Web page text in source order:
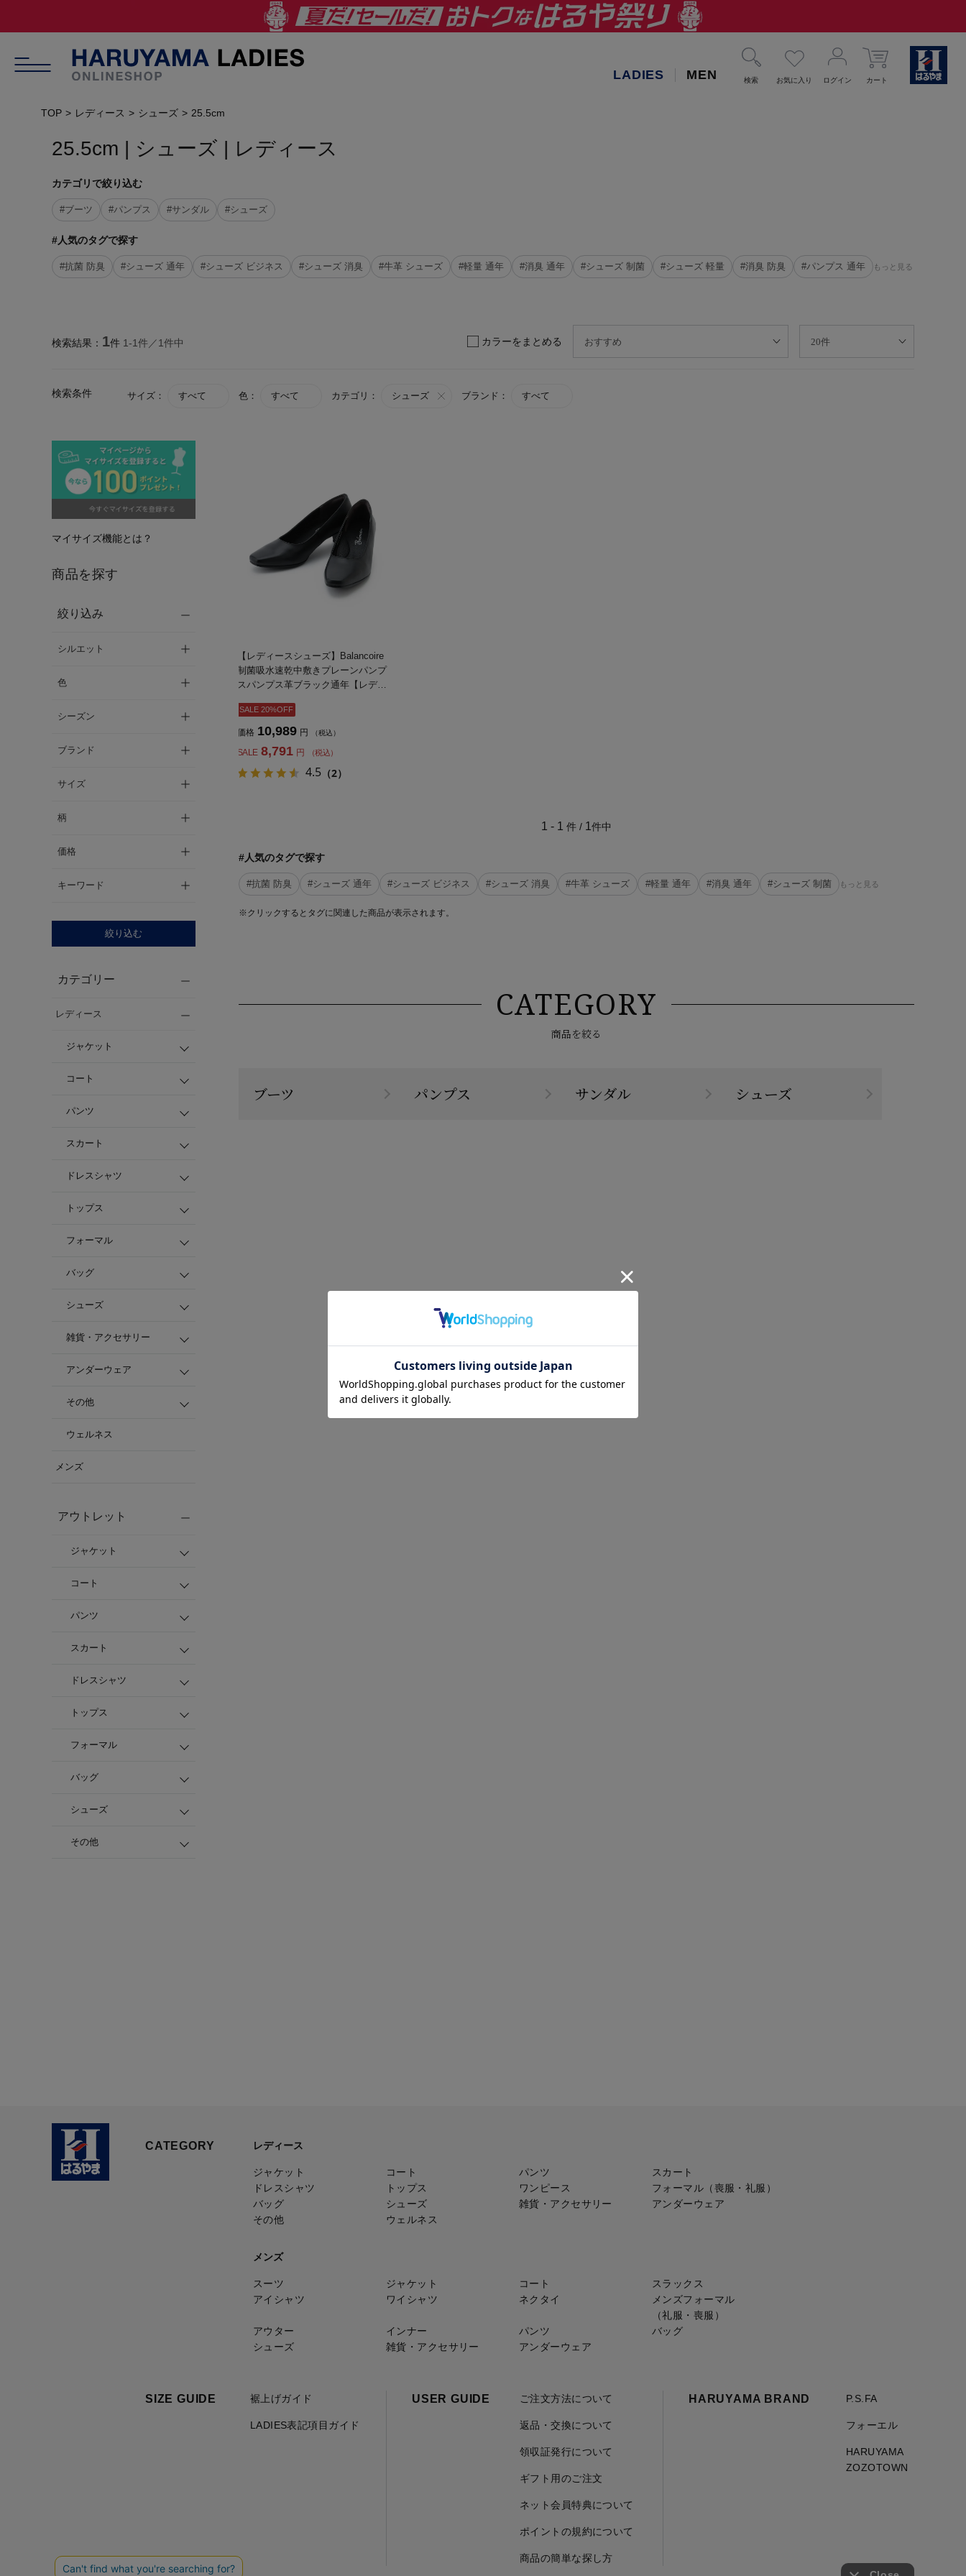
LADIES MEN 検索 お気に入り ログイン カート
TOP レディース シューズ 25.5cm
25.5cm | シューズ | レディース
カテゴリで絞り込む
#ブーツ #パンプス #サンダル #シューズ
#人気のタグで探す
#抗菌 防臭 #シューズ 通年 #シューズ ビジネス #シューズ 消臭 #牛革 シューズ #軽量 通年 #消臭 通年 #シューズ 制菌 #シューズ 軽量 #消臭 防臭 #パンプス 通年 もっと見る
検索結果： 1件 1-1件／1件中 カラーをまとめる
検索条件 サイズ： すべて 色： すべて カテゴリ： シューズ ブランド： すべて
マイサイズ機能とは？
商品を探す
絞り込み
シルエット
色
シーズン
ブランド
サイズ
柄
価格
キーワード
絞り込む
カテゴリー
レディース
ジャケット
コート
パンツ
スカート
ドレスシャツ
トップス
フォーマル
バッグ
シューズ
雑貨・アクセサリー
アンダーウェア
その他
ウェルネス
メンズ
アウトレット
ジャケット
コート
パンツ
スカート
ドレスシャツ
トップス
フォーマル
バッグ
シューズ
その他
【レディースシューズ】Balancoire
制菌吸水速乾中敷きプレーンパンプ
スパンプス革ブラック通年【レディ
SALE 20%OFF
価格 10,989 円 （税込）
SALE 8,791 円 （税込）
4.5（2）
1 - 1 件 / 1件中
#人気のタグで探す
#抗菌 防臭 #シューズ 通年 #シューズ ビジネス #シューズ 消臭 #牛革 シューズ #軽量 通年 #消臭 通年 #シューズ 制菌 もっと見る
※クリックするとタグに関連した商品が表示されます。
CATEGORY
商品を絞る
ブーツ パンプス サンダル シューズ
CATEGORY レディース
ジャケット コート パンツ
スカート
ドレスシャツ
トップス ワンピース
フォーマル（喪服・礼服）
バッグ
シューズ 雑貨・アクセサリー
アンダーウェア
その他
ウェルネス
メンズ
スーツ ジャケット コート
スラックス
アイシャツ
ワイシャツ ネクタイ
メンズフォーマル
（礼服・喪服）
アウター
インナー パンツ
バッグ
シューズ
雑貨・アクセサリー アンダーウェア
SIZE GUIDE 裾上げガイド
LADIES表記項目ガイド
USER GUIDE ご注文方法について
返品・交換について
領収証発行について
ギフト用のご注文
ネット会員特典について
ポイントの規約について
商品の簡単な探し方
HARUYAMA BRAND P.S.FA
フォーエル
HARUYAMA
ZOZOTOWN